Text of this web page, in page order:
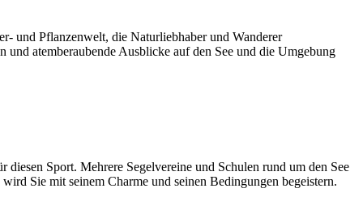
und Pflanzenwelt, die Naturliebhaber und Wanderer
atemberaubende Ausblicke auf den See und die Umgebung
Sport. Mehrere Segelvereine und Schulen rund um den See
Sie mit seinem Charme und seinen Bedingungen begeistern.